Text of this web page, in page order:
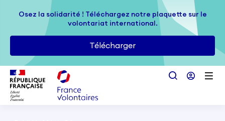
Passer au contenu principal
Osez la solidarité ! Téléchargez notre plaquette sur le
volontariat international.
Télécharger
Osez la solidarité ! Téléchargez notre plaquette sur le
volontariat international.
Télécharger